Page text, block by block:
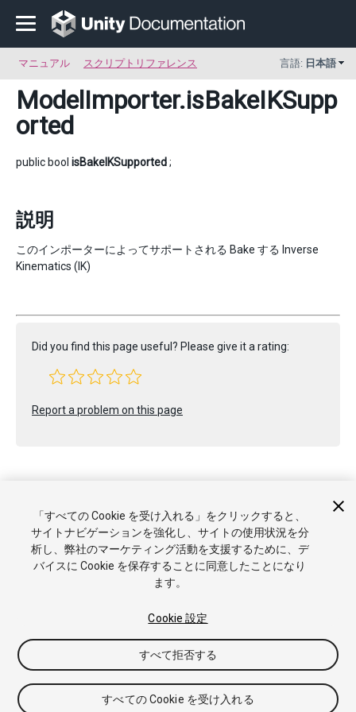
マニュアル スクリプトリファレンス 言語: 日本語
ModelImporter.isBakeIKSupp
orted
public bool isBakeIKSupported;
説明
このインポーターによってサポートされる Bake する Inverse
Kinematics (IK)
Did you find this page useful? Please give it a rating:
Report a problem on this page
Copyright © 2021 Unity Technologies. Publication 2020.3
チュートリアル
Answers ナレッジベース フォーラム
ットストア
商標と利用規約 法律関連
プライバシーポリシー
私の個人情報を販売または共有しない
「すべての Cookie を受け入れる」をクリックすると、
サイトナビゲーションを強化し、サイトの使用状況を分
析し、弊社のマーケティング活動を支援するために、デ
バイスに Cookie を保存することに同意したことになり
ます。
Cookie 設定
すべて拒否する
すべての Cookie を受け入れる